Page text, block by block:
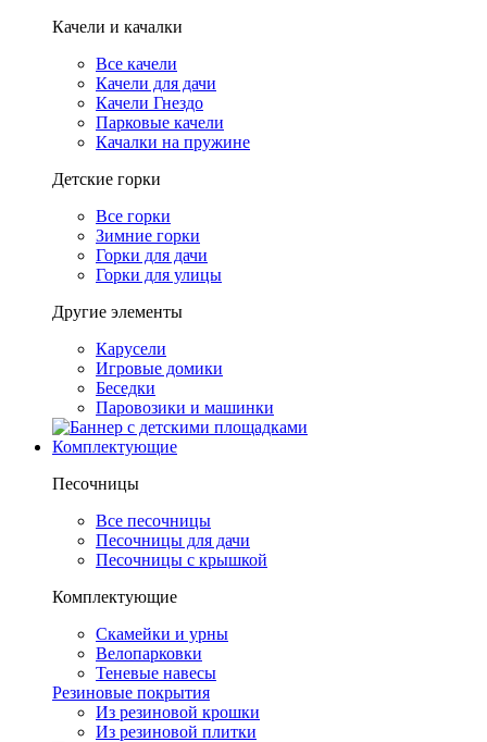
Качели и качалки
Все качели
Качели для дачи
Качели Гнездо
Парковые качели
Качалки на пружине
Детские горки
Все горки
Зимние горки
Горки для дачи
Горки для улицы
Другие элементы
Карусели
Игровые домики
Беседки
Паровозики и машинки
Комплектующие
Песочницы
Все песочницы
Песочницы для дачи
Песочницы с крышкой
Комплектующие
Скамейки и урны
Велопарковки
Теневые навесы
Резиновые покрытия
Из резиновой крошки
Из резиновой плитки